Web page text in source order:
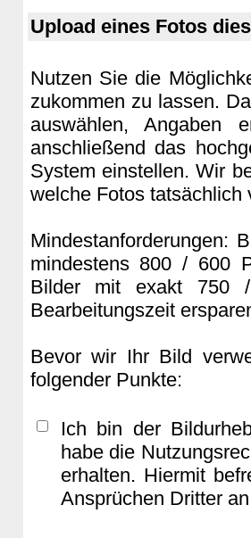
Upload eines Fotos
Nutzen Sie die
zukommen zu lassen.
auswählen, Angaben
anschließend das
System einstellen. Wir
welche Fotos tatsächlich
Mindestanforderungen:
mindestens 800 / 600
Bilder mit exakt 750
Bearbeitungszeit
Bevor wir Ihr Bild
folgender Punkte:
Ich bin der
habe die
erhalten. Hiermit
Ansprüchen Dritter